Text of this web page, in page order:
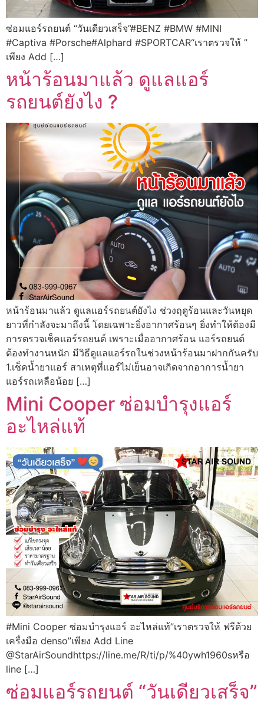
ซ่อมแอร์รถยนต์ “วันเดียวเสร็จ”#BENZ #BMW #MINI
#Captiva #Porsche#Alphard #SPORTCAR“เราตรวจให้ ”
เพียง Add […]
หน้าร้อนมาแล้ว ดูแลแอร์
รถยนต์ยังไง ?
หน้าร้อนมาแล้ว ดูแลแอร์รถยนต์ยังไง ช่วงฤดูร้อนและวันหยุด
ยาวที่กำลังจะมาถึงนี้ โดยเฉพาะยิ่งอากาศร้อนๆ ยิ่งทำให้ต้องมี
การตรวจเช็คแอร์รถยนต์ เพราะเมื่ออากาศร้อน แอร์รถยนต์
ต้องทำงานหนัก มีวิธีดูแลแอร์รถในช่วงหน้าร้อนมาฝากกันครับ
1.เช็คน้ำยาแอร์ สาเหตุที่แอร์ไม่เย็นอาจเกิดจากอาการน้ำยา
แอร์รถเหลือน้อย […]
Mini Cooper ซ่อมบำรุงแอร์
อะไหล่แท้
#Mini Cooper ซ่อมบำรุงแอร์ อะไหล่แท้”เราตรวจให้ ฟรีด้วย
เครื่งมือ denso”เพียง Add Line
@StarAirSoundhttps://line.me/R/ti/p/%40ywh1960sหรือ
line […]
ซ่อมแอร์รถยนต์ “วันเดียวเสร็จ”